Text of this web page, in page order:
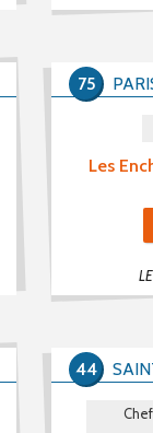
Les
75
44